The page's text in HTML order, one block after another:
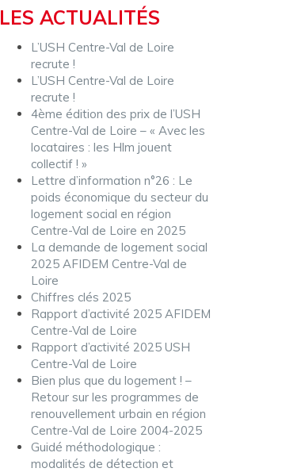
LES ACTUALITÉS
L’USH Centre-Val de Loire
recrute !
L’USH Centre-Val de Loire
recrute !
4ème édition des prix de l’USH
Centre-Val de Loire – « Avec les
locataires : les Hlm jouent
collectif ! »
Lettre d’information n°26 : Le
poids économique du secteur du
logement social en région
Centre-Val de Loire en 2025
La demande de logement social
2025 AFIDEM Centre-Val de
Loire
Chiffres clés 2025
Rapport d’activité 2025 AFIDEM
Centre-Val de Loire
Rapport d’activité 2025 USH
Centre-Val de Loire
Bien plus que du logement ! –
Retour sur les programmes de
renouvellement urbain en région
Centre-Val de Loire 2004-2025
Guidé méthodologique :
modalités de détection et